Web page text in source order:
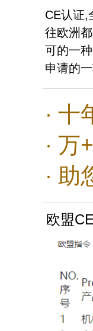
CE认证,
往欧洲
可的一
申请的
· 十
· 万
· 助
欧盟